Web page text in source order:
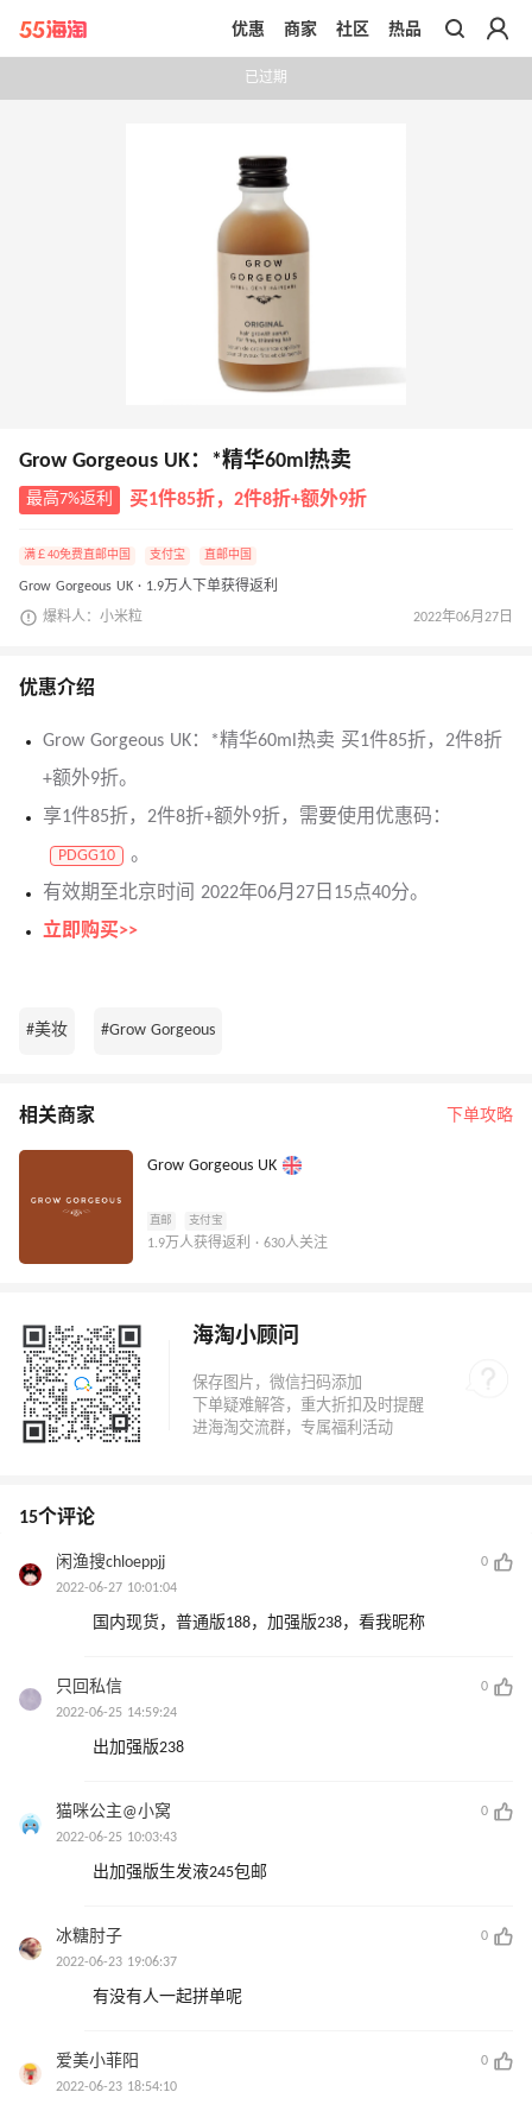
带你去官网买正品
优惠 商家 社区 热品
已过期
Grow Gorgeous UK：*精华60ml热卖
最高7%返利 买1件85折，2件8折+额外9折
满￡40免费直邮中国 支付宝 直邮中国
Grow Gorgeous UK · 1.9万人下单获得返利
爆料人：小米粒 2022年06月27日
优惠介绍
Grow Gorgeous UK：*精华60ml热卖 买1件85折，2件8折
+额外9折。
享1件85折，2件8折+额外9折，需要使用优惠码：
PDGG10
。
有效期至北京时间 2022年06月27日15点40分。
立即购买>>
#美妆 #Grow Gorgeous
相关商家 下单攻略
Grow Gorgeous UK
直邮 支付宝
1.9万人获得返利 · 630人关注
海淘小顾问
15个评论
闲渔搜chloeppjj
0
2022-06-27 10:01:04
国内现货，普通版188，加强版238，看我昵称
只回私信
0
2022-06-25 14:59:24
出加强版238
猫咪公主@小窝
0
2022-06-25 10:03:43
出加强版生发液245包邮
冰糖肘子
0
2022-06-23 19:06:37
有没有人一起拼单呢
爱美小菲阳
0
2022-06-23 18:54:10